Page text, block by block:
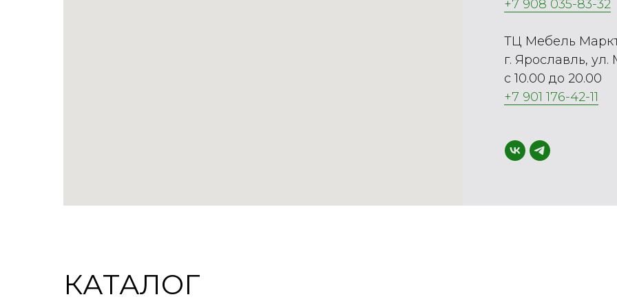
+7 908 035-83-32
ТЦ Мебель
г. Ярославль,
с 10.00 до 20.00
+7 901 176-42-11
КАТАЛОГ